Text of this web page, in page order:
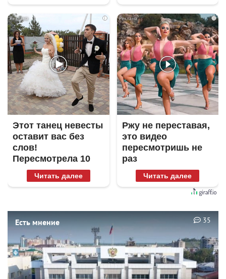
i
Этот танец невесты
оставит вас без
слов!
Пересмотрела 10
раз
Читать далее
i
Ржу не переставая,
это видео
пересмотришь не
раз
Читать далее
Есть мнение 35